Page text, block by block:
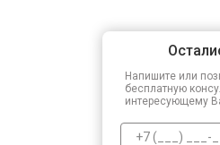
Напишите или
бесплатную
интересующему